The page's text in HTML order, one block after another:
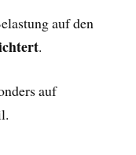
auf den
.
auf